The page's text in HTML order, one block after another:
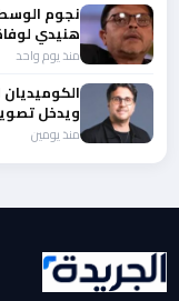
نجوم
هنيدي
منذ يوم واحد
ويدخل
منذ يومين